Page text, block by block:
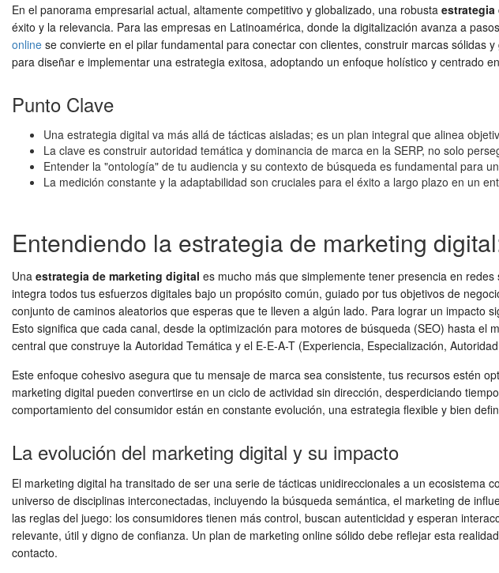
En el panorama empresarial actual, altamente competitivo y globalizado, una robusta estrategia
éxito y la relevancia. Para las empresas en Latinoamérica, donde la digitalización avanza a
online se convierte en el pilar fundamental para conectar con clientes, construir marcas
para diseñar e implementar una estrategia exitosa, adoptando un enfoque holístico y centrado
Punto Clave
Una estrategia digital va más allá de tácticas aisladas; es un plan integral que alinea
La clave es construir autoridad temática y dominancia de marca en la SERP, no solo
Entender la "ontología" de tu audiencia y su contexto de búsqueda es fundamental para
La medición constante y la adaptabilidad son cruciales para el éxito a largo plazo en un
Entendiendo la estrategia de marketing
Una estrategia de marketing digital es mucho más que simplemente tener presencia en
integra todos tus esfuerzos digitales bajo un propósito común, guiado por tus objetivos de
conjunto de caminos aleatorios que esperas que te lleven a algún lado. Para lograr un impacto
Esto significa que cada canal, desde la optimización para motores de búsqueda (SEO) hasta
central que construye la Autoridad Temática y el E-E-A-T (Experiencia, Especialización,
Este enfoque cohesivo asegura que tu mensaje de marca sea consistente, tus recursos estén
marketing digital pueden convertirse en un ciclo de actividad sin dirección, desperdiciando
comportamiento del consumidor están en constante evolución, una estrategia flexible y bien
La evolución del marketing digital y su impacto
El marketing digital ha transitado de ser una serie de tácticas unidireccionales a un ecosistema
universo de disciplinas interconectadas, incluyendo la búsqueda semántica, el marketing de
las reglas del juego: los consumidores tienen más control, buscan autenticidad y esperan
relevante, útil y digno de confianza. Un plan de marketing online sólido debe reflejar esta
contacto.